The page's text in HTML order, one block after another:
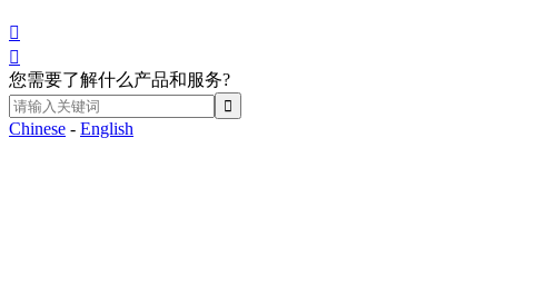


您需要了解什么产品和服务?
Chinese - English